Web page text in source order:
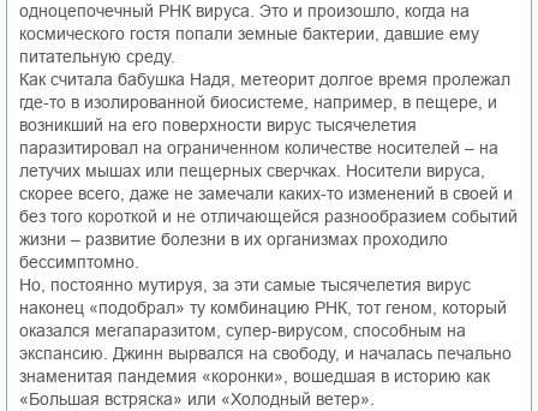
одноцепочечный РНК вируса. Это и произошло, когда на
космического гостя попали земные бактерии, давшие ему
питательную среду.
Как считала бабушка Надя, метеорит долгое время пролежал
где-то в изолированной биосистеме, например, в пещере, и
возникший на его поверхности вирус тысячелетия
паразитировал на ограниченном количестве носителей – на
летучих мышах или пещерных сверчках. Носители вируса,
скорее всего, даже не замечали каких-то изменений в своей и
без того короткой и не отличающейся разнообразием событий
жизни – развитие болезни в их организмах проходило
бессимптомно.
Но, постоянно мутируя, за эти самые тысячелетия вирус
наконец «подобрал» ту комбинацию РНК, тот геном, который
оказался мегапаразитом, супер-вирусом, способным на
экспансию. Джинн вырвался на свободу, и началась печально
знаменитая пандемия «коронки», вошедшая в историю как
«Большая встряска» или «Холодный ветер».